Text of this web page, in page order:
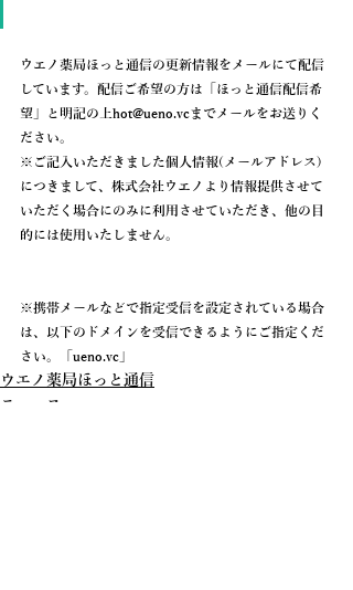
ウエノ薬局ほっと通信の更新情報をメールにて配信
しています。配信ご希望の方は「 ほっと通信配信希
望 」と明記の上hot@ueno.vcまでメールをお送りく
ださい。
※ご記入いただきました個人情報(メールアドレス)
につきまして、株式会社ウエノより情報提供させて
いただく場合にのみに利用させていただき、他の目
的には使用いたしません。
※携帯メールなどで指定受信を設定されている場合
は、以下のドメインを受信できるようにご指定くだ
さい。「 ueno.vc
ウエノ薬局ほっと通信
ニュース